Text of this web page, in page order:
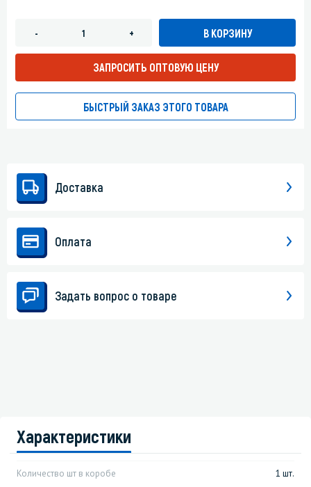
- + В КОРЗИНУ
ЗАПРОСИТЬ ОПТОВУЮ ЦЕНУ
БЫСТРЫЙ ЗАКАЗ ЭТОГО ТОВАРА
Доставка
Оплата
Задать вопрос о товаре
Характеристики
Количество шт в коробе 1 шт.